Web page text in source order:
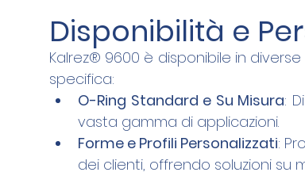
Disponibilità e
Kalrez® 9600 è disponibile in
specifica:
O-Ring Standard e Su Misura:
vasta gamma di applicazioni.
Forme e Profili Personalizzati:
dei clienti, offrendo soluzioni su